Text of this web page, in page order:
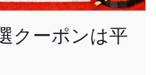
クーポンは平